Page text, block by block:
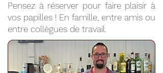
Pensez à réserver pour faire plaisir à
vos papilles ! En famille, entre amis ou
entre collègues de travail.